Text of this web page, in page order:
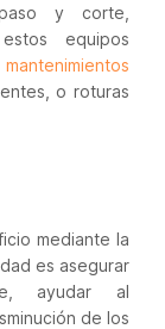
y corte,
equipos
mantenimientos
o roturas
mediante la
es asegurar
ayudar al
de los